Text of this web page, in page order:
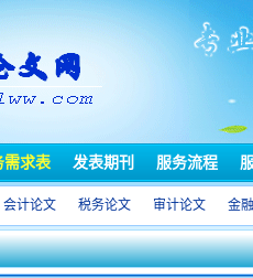
需求表 发表期刊 服务流程
会计论文 税务论文 审计论文 金